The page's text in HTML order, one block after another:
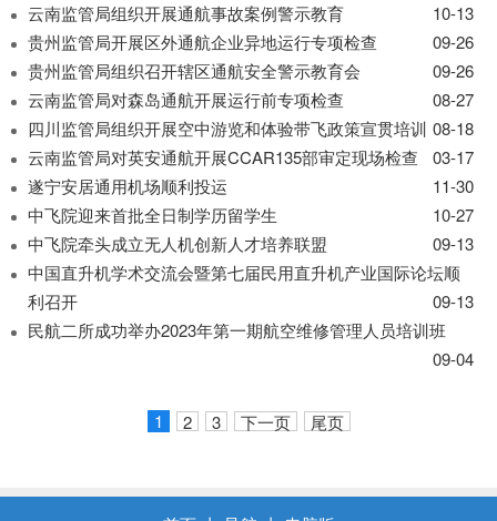
云南监管局组织开展通航事故案例警示教育
10-13
贵州监管局开展区外通航企业异地运行专项检查
09-26
贵州监管局组织召开辖区通航安全警示教育会
09-26
云南监管局对森岛通航开展运行前专项检查
08-27
四川监管局组织开展空中游览和体验带飞政策宣贯培训 08-18
云南监管局对英安通航开展CCAR135部审定现场检查
03-17
遂宁安居通用机场顺利投运
11-30
中飞院迎来首批全日制学历留学生
10-27
中飞院牵头成立无人机创新人才培养联盟
09-13
中国直升机学术交流会暨第七届民用直升机产业国际论坛顺
利召开
09-13
民航二所成功举办2023年第一期航空维修管理人员培训班
09-04
1 2 3 下一页 尾页